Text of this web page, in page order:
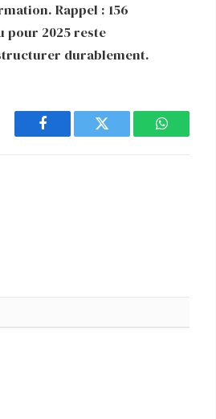
Rappel : 156
pour 2025 reste
durablement.
Facebook Twitter WhatsApp